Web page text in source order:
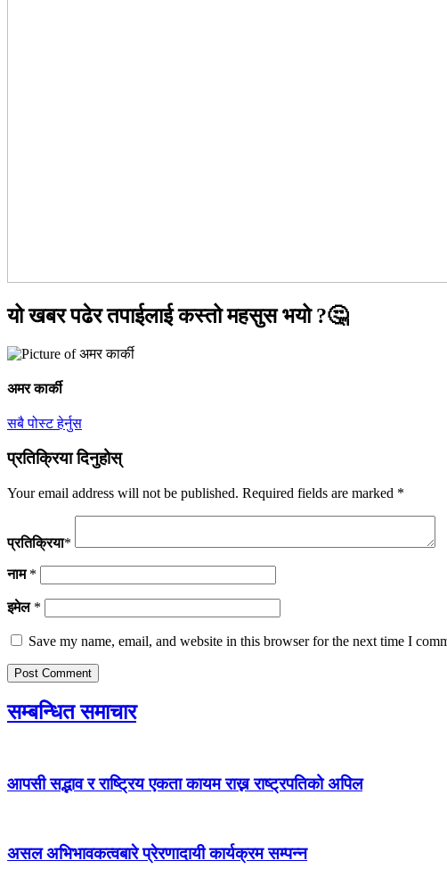
यो खबर पढेर तपाईलाई कस्तो महसुस भयो ?🤔
अमर कार्की
सबै पोस्ट हेर्नुस
प्रतिक्रिया दिनुहोस्
Your email address will not be published. Required fields are marked *
प्रतिक्रिया*
नाम *
इमेल *
Save my name, email, and website in this browser for the next time I
सम्बन्धित समाचार
आपसी सद्भाव र राष्ट्रिय एकता कायम राख्न राष्ट्रपतिको अपिल
असल अभिभावकत्वबारे प्रेरणादायी कार्यक्रम सम्पन्न